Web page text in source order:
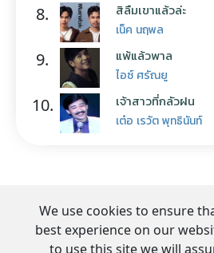
8. สิลืมเขาแล้วล่ะ
เน็ค นฤพล
9. แพ้แล้วพาล
ไอซ์ ศรัณยู
10. เจ้าสาวที่กลัวฝน
เต๋อ เรวัต พุทธินันท์
We use cookies to ensure
best experience on our
to use this site we will